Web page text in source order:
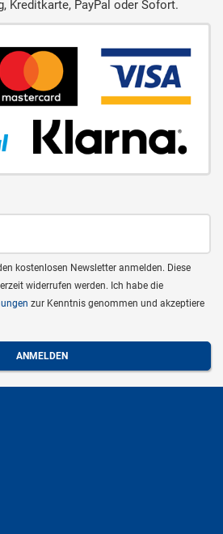
Kreditkarte, PayPal oder Sofort.
kostenlosen Newsletter anmelden. Diese
widerrufen werden. Ich habe die
zur Kenntnis genommen und akzeptiere